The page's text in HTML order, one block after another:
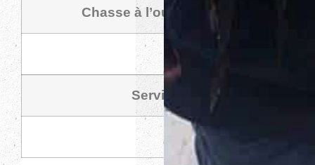
Chasse à l’ours et combo pêche
Service de guide
Prix sur demande